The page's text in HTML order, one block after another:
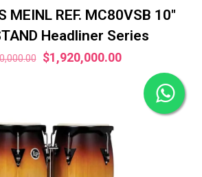
MEINL REF. MC80VSB 10″
Headliner Series
El
$2,450,000.00.
$1,920,000.00El
precio
actual